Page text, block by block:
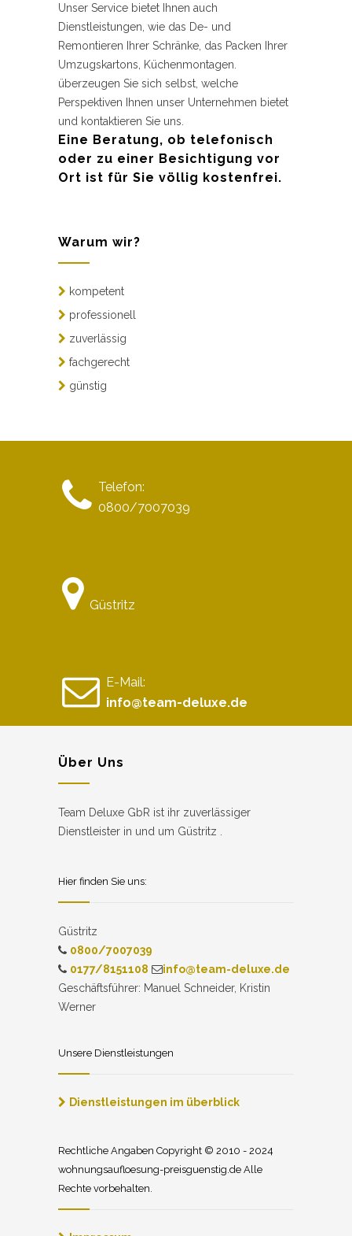
Unser Service bietet Ihnen auch
Dienstleistungen, wie das De- und
Remontieren Ihrer Schränke, das Packen Ihrer
Umzugskartons, Küchenmontagen.
überzeugen Sie sich selbst, welche
Perspektiven Ihnen unser Unternehmen bietet
und kontaktieren Sie uns.
Eine Beratung, ob telefonisch
oder zu einer Besichtigung vor
Ort ist für Sie völlig kostenfrei.
Warum wir?
kompetent
professionell
zuverlässig
fachgerecht
günstig
Telefon:
0800/7007039
Güstritz
E-Mail:
info@team-deluxe.de
Über Uns
Team Deluxe GbR ist ihr zuverlässiger
Dienstleister in und um Güstritz .
Hier finden Sie uns:
Güstritz
0800/7007039
0177/8151108
info@team-deluxe.de
Geschäftsführer: Manuel Schneider, Kristin
Werner
Unsere Dienstleistungen
Dienstleistungen im überblick
Rechtliche Angaben Copyright © 2010 - 2024
wohnungsaufloesung-preisguenstig.de Alle
Rechte vorbehalten.